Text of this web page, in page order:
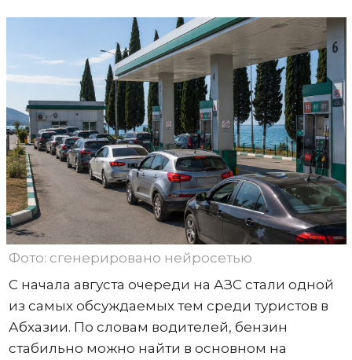
Фото: сгенерировано нейросетью
С начала августа очереди на АЗС стали одной
из самых обсуждаемых тем среди туристов в
Абхазии. По словам водителей, бензин
стабильно можно найти в основном на